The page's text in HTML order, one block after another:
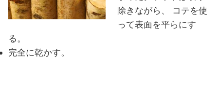
除きながら、
コテを使
って表面を平らにす
る。
完全に乾かす。